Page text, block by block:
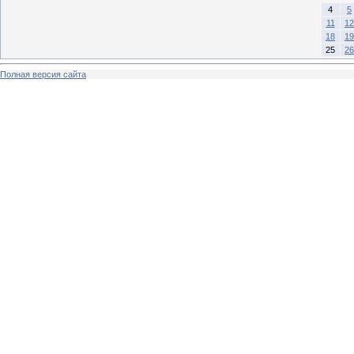
4
5
11
12
18
19
25
26
Полная версия сайта